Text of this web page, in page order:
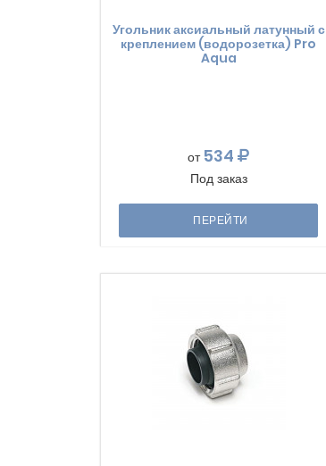
Угольник аксиальный латунный с
креплением (водорозетка) Pro
Aqua
от 534
Под заказ
ПЕРЕЙТИ